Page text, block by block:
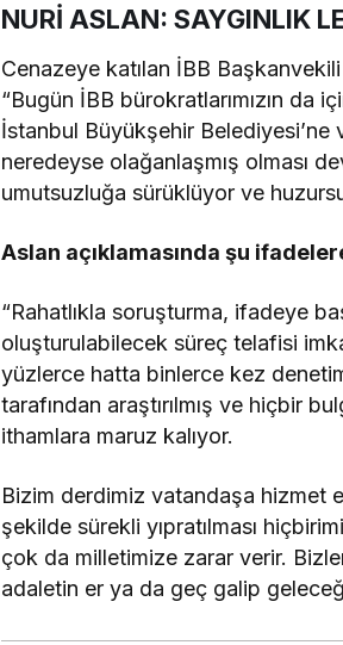
NURİ ASLAN: SAYGINLIK
Cenazeye katılan İBB
“Bugün İBB bürokratlarımızın da
İstanbul Büyükşehir Belediyesi’ne
neredeyse olağanlaşmış olması
umutsuzluğa sürüklüyor ve
Aslan açıklamasında şu
“Rahatlıkla soruşturma, ifadeye
oluşturulabilecek süreç telafisi
yüzlerce hatta binlerce kez
tarafından araştırılmış ve hiçbir
ithamlara maruz kalıyor.
Bizim derdimiz vatandaşa hizmet
şekilde sürekli yıpratılması
çok da milletimize zarar verir.
adaletin er ya da geç galip